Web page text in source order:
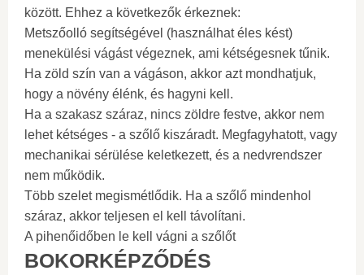
között. Ehhez a következők érkeznek:
Metszőolló segítségével (használhat éles kést)
menekülési vágást végeznek, ami kétségesnek tűnik.
Ha zöld szín van a vágáson, akkor azt mondhatjuk,
hogy a növény élénk, és hagyni kell.
Ha a szakasz száraz, nincs zöldre festve, akkor nem
lehet kétséges - a szőlő kiszáradt. Megfagyhatott, vagy
mechanikai sérülése keletkezett, és a nedvrendszer
nem működik.
Több szelet megismétlődik. Ha a szőlő mindenhol
száraz, akkor teljesen el kell távolítani.
A pihenőidőben le kell vágni a szőlőt
BOKORKÉPZŐDÉS